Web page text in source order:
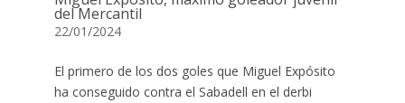
del Mercantil
22/01/2024
El primero de los dos goles que Miguel Expósito
ha conseguido contra el Sabadell en el derbi